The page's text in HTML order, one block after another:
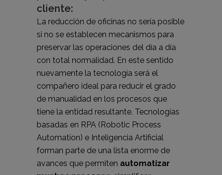
cliente:
La reducción de oficinas no sería posible
si no se establecen mecanismos para
preservar las operaciones del día a día
con total normalidad. En este sentido
nuevamente la tecnología será el
compañero ideal para reducir el grado
de manualidad en los procesos que
tiene la entidad resultante. Tecnologías
basadas en RPA (Robotic Process
Automation) e Inteligencia Artificial
forman parte de una lista enorme de
avances que permiten automatizar